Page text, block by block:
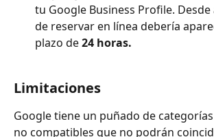
tu Google Business Profile.
de reservar en línea debería
plazo de 24 horas.
Limitaciones
Google tiene un puñado de
no compatibles que no podrán